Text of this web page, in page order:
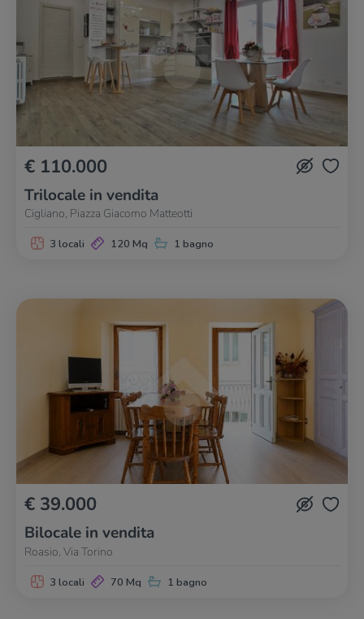
€ 110.000
Trilocale in vendita
Cigliano, Piazza Giacomo Matteotti
3 locali 120 Mq 1 bagno
€ 39.000
Bilocale in vendita
Roasio, Via Torino
3 locali 70 Mq 1 bagno